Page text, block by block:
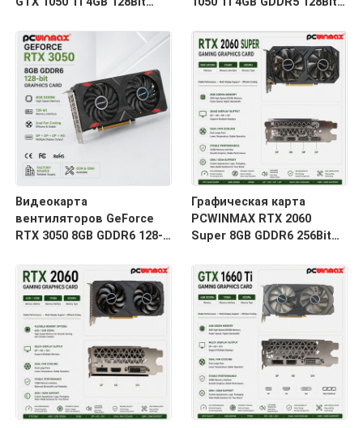
энергопотреблением и
выходом HD DP DVI для
настольных ПК
наличии для
настольного компьютера
Видеокарта
вентиляторов GeForce
RTX 3050 8GB GDDR6 128-
PCWINMAX двойная для
игры ПК
Графическая карта
PCWINMAX RTX 2060
Super 8GB GDDR6 256Bit
Ray Tracing для игровых
ПК OEM оптом